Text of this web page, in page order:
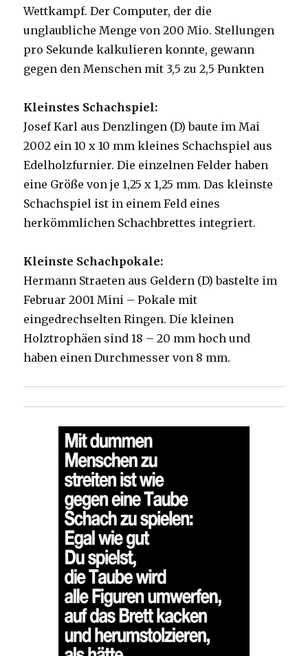
Wettkampf. Der Computer, der die
unglaubliche Menge von 200 Mio. Stellungen
pro Sekunde kalkulieren konnte, gewann
gegen den Menschen mit 3,5 zu 2,5 Punkten
Kleinstes Schachspiel:
Josef Karl aus Denzlingen (D) baute im Mai
2002 ein 10 x 10 mm kleines Schachspiel aus
Edelholzfurnier. Die einzelnen Felder haben
eine Größe von je 1,25 x 1,25 mm. Das kleinste
Schachspiel ist in einem Feld eines
herkömmlichen Schachbrettes integriert.
Kleinste Schachpokale:
Hermann Straeten aus Geldern (D) bastelte im
Februar 2001 Mini – Pokale mit
eingedrechselten Ringen. Die kleinen
Holztrophäen sind 18 – 20 mm hoch und
haben einen Durchmesser von 8 mm.